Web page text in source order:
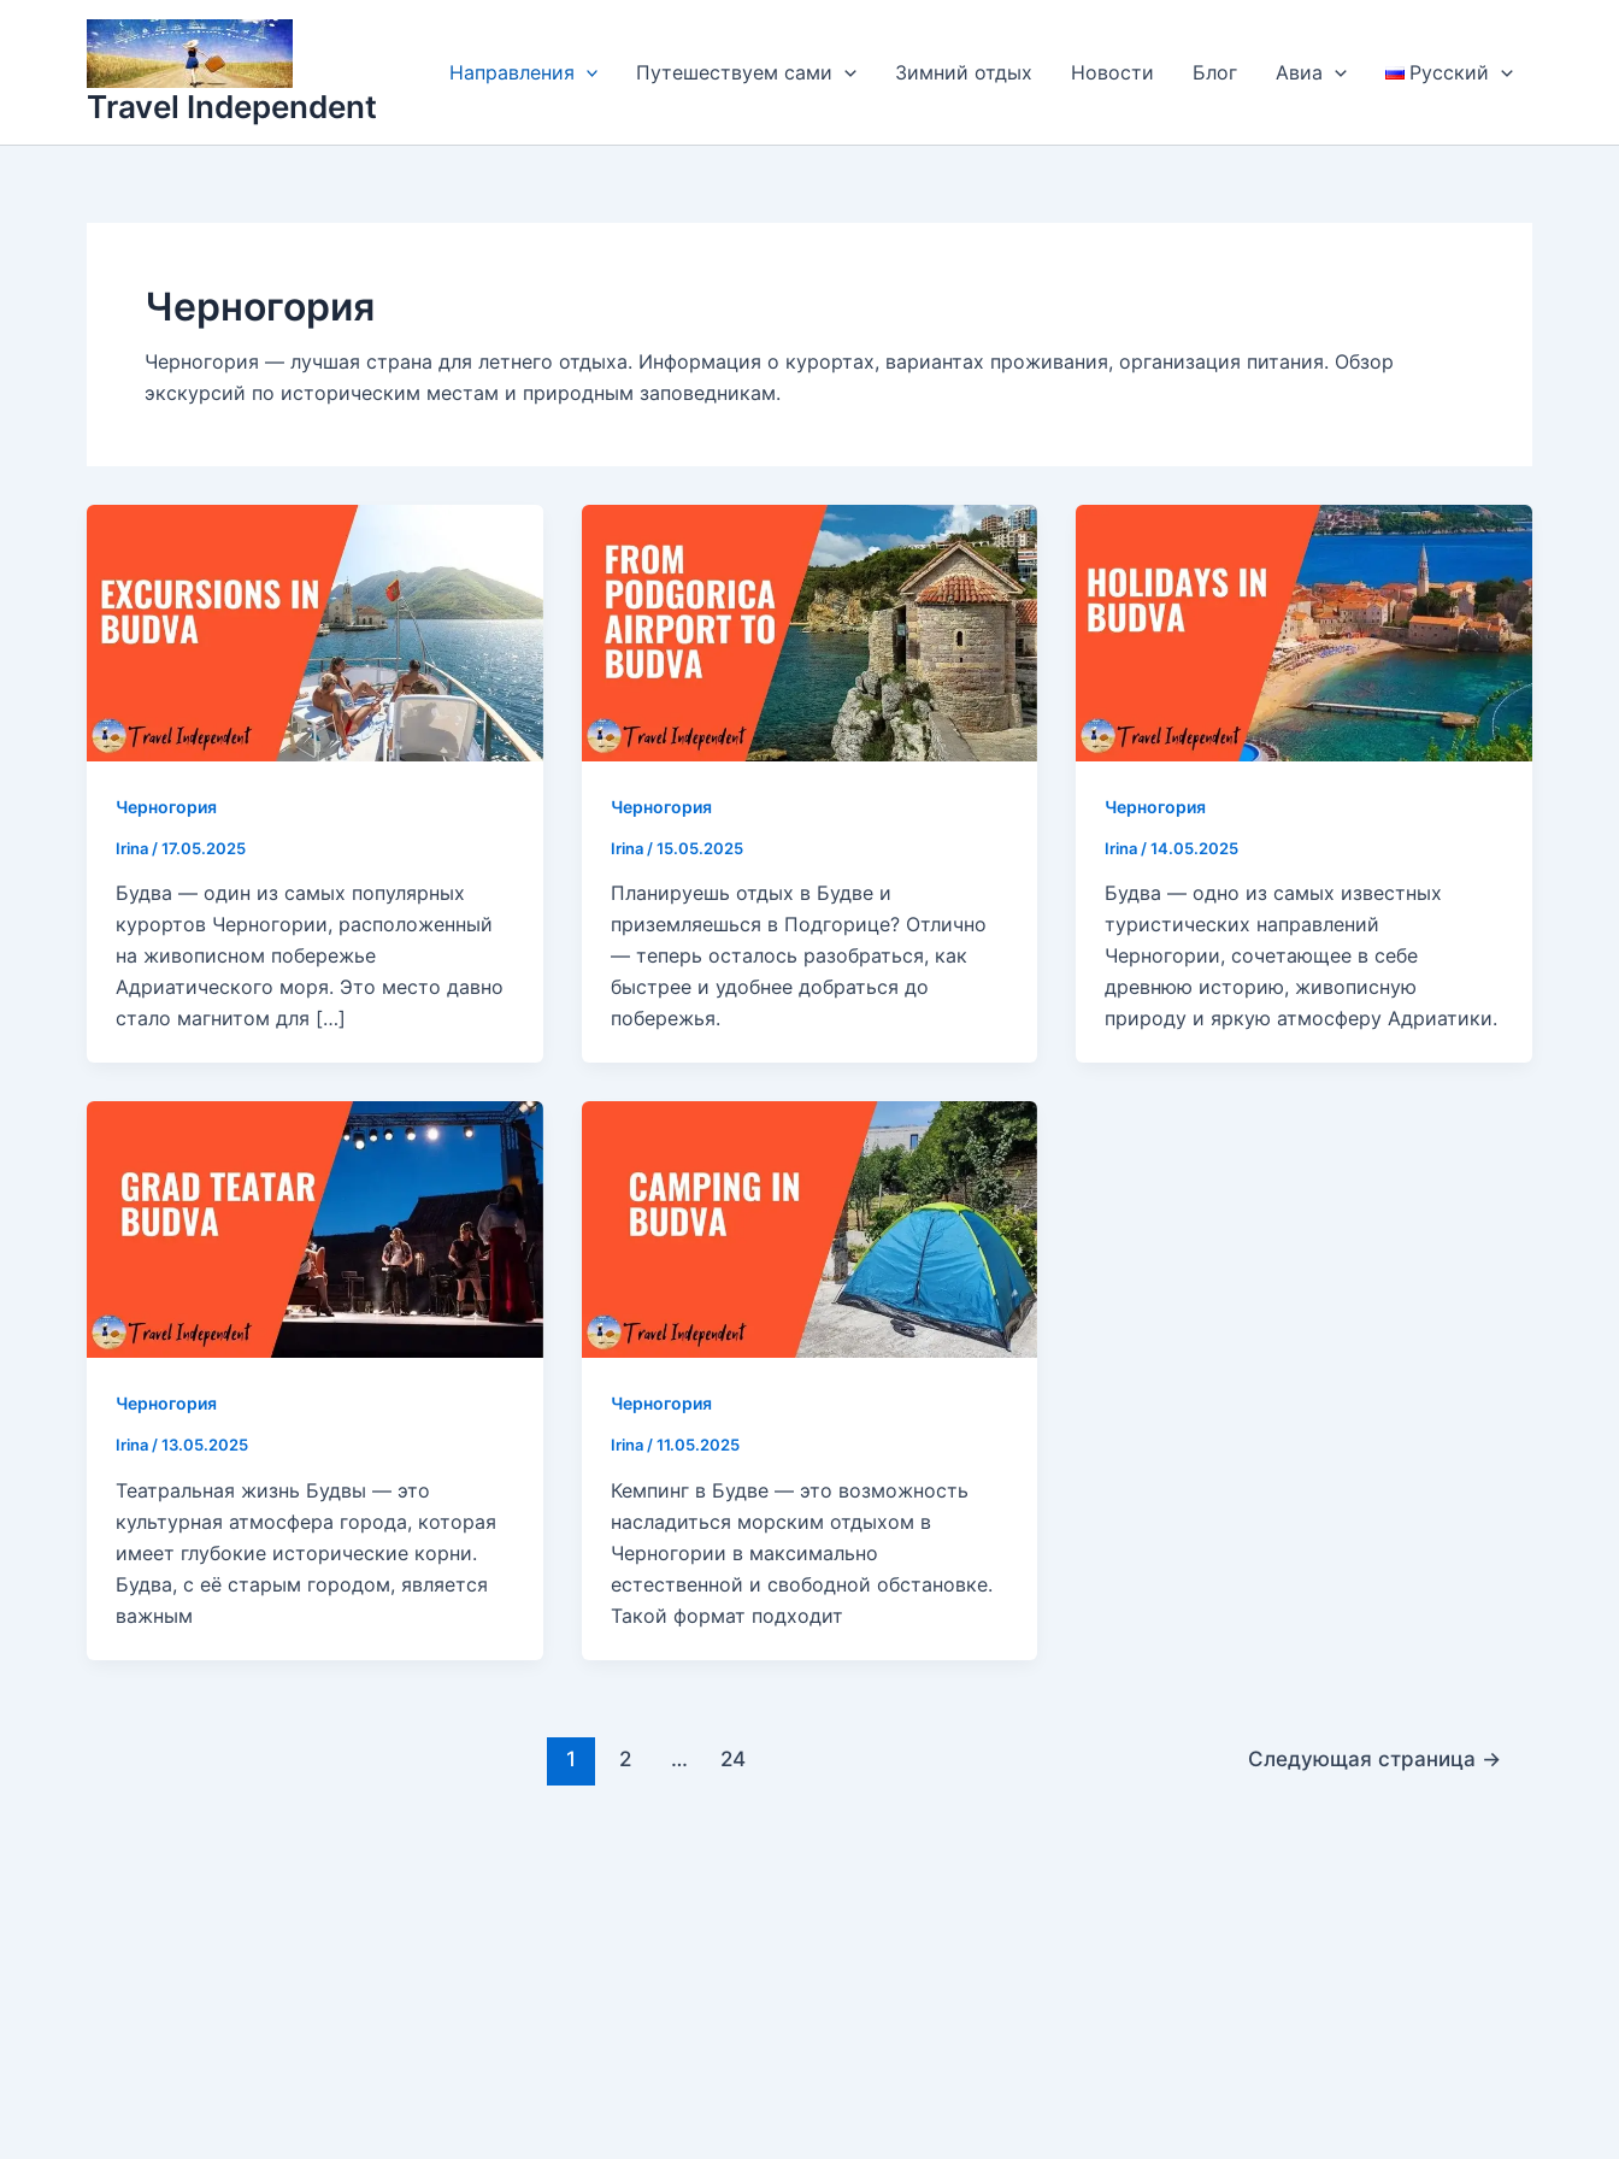
содержимому
Travel Independent
Направления Путешествуем сами Зимний отдых Новости Блог Авиа Русский
Черногория
Черногория — лучшая страна для летнего отдыха. Информация о курортах, вариантах проживания, организация питания. Обзор
экскурсий по историческим местам и природным заповедникам.
Черногория
Irina /17.05.2025
Будва — один из самых популярных
курортов Черногории, расположенный
на живописном побережье
Адриатического моря. Это место давно
стало магнитом для […]
Черногория
Irina /15.05.2025
Планируешь отдых в Будве и
приземляешься в Подгорице? Отлично
— теперь осталось разобраться, как
быстрее и удобнее добраться до
побережья.
Черногория
Irina /14.05.2025
Будва — одно из самых известных
туристических направлений
Черногории, сочетающее в себе
древнюю историю, живописную
природу и яркую атмосферу Адриатики.
Черногория
Irina /13.05.2025
Театральная жизнь Будвы — это
культурная атмосфера города, которая
имеет глубокие исторические корни.
Будва, с её старым городом, является
важным
Черногория
Irina /11.05.2025
Кемпинг в Будве — это возможность
насладиться морским отдыхом в
Черногории в максимально
естественной и свободной обстановке.
Такой формат подходит
1 2 … 24 Следующая страница →